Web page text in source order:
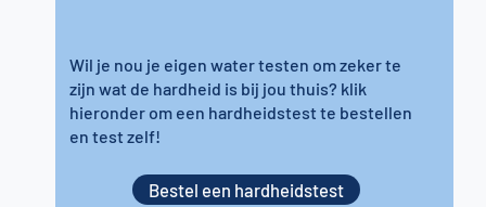
Wil je nou je eigen water testen om zeker te
zijn wat de hardheid is bij jou thuis? klik
hieronder om een hardheidstest te bestellen
en test zelf!
Bestel een hardheidstest